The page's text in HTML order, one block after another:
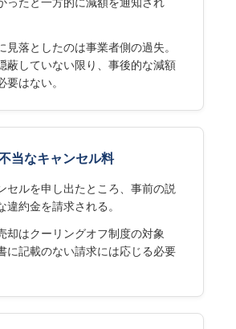
見落としたのは事業者側の過失。
蔽していない限り、事後的な減額
はない。
当なキャンセル料
セルを申し出たところ、事前の説
違約金を請求される。
却はクーリングオフ制度の対象
に記載のない請求には応じる必要